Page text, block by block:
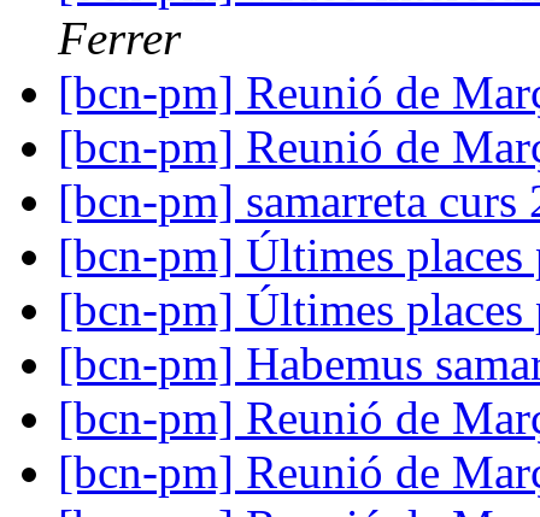
Ferrer
[bcn-pm] Reunió de
[bcn-pm] Reunió de
[bcn-pm] samarreta
[bcn-pm] Últimes
[bcn-pm] Últimes
[bcn-pm] Habemus
[bcn-pm] Reunió de
[bcn-pm] Reunió de